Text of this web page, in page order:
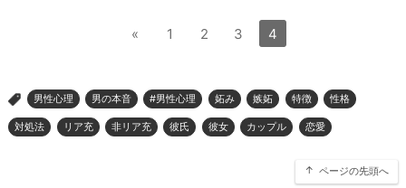
« 1 2 3 4
> 男性心理 男の本音 #男性心理 妬み 嫉妬 特徴 性格
対処法 リア充 非リア充 彼氏 彼女 カップル 恋愛
ページの先頭へ